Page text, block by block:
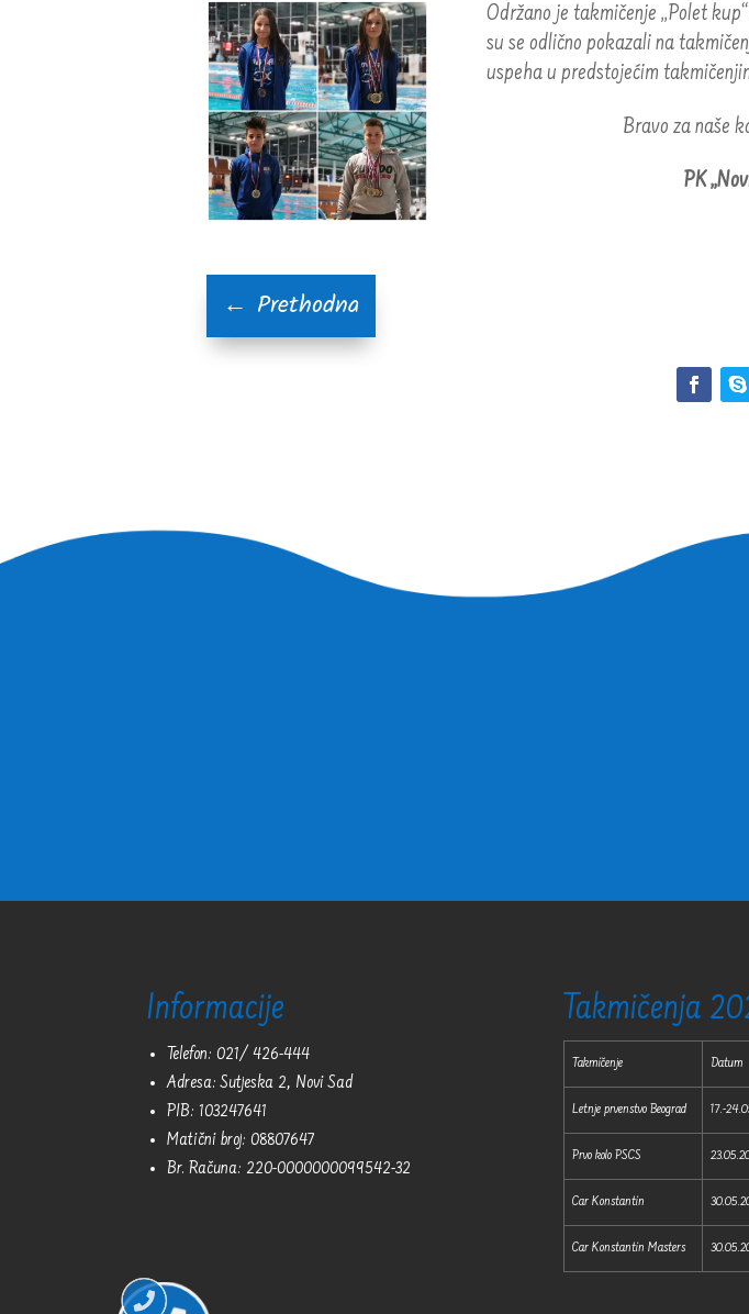
Održano je takmičenje „Polet
su se odlično pokazali na
uspeha u predstojećim
Bravo za naše
PK
← Prethodna
Informacije
Telefon: 021/ 426-444
Adresa: Sutjeska 2, Novi Sad
PIB: 103247641
Matični broj: 08807647
Br. Računa: 220-0000000099542-32
Takmičenja
Takmičenje Datum
Letnje prvenstvo Beograd 17.-
Prvo kolo PSCS
Car Konstantin
Car Konstantin Masters
